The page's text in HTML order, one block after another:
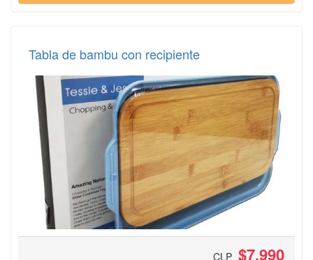
Tabla de bambu con recipiente
CLP $7.990